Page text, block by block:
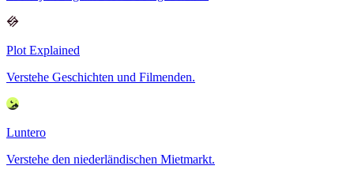
Plot Explained
Verstehe Geschichten und Filmenden.
Luntero
Verstehe den niederländischen Mietmarkt.